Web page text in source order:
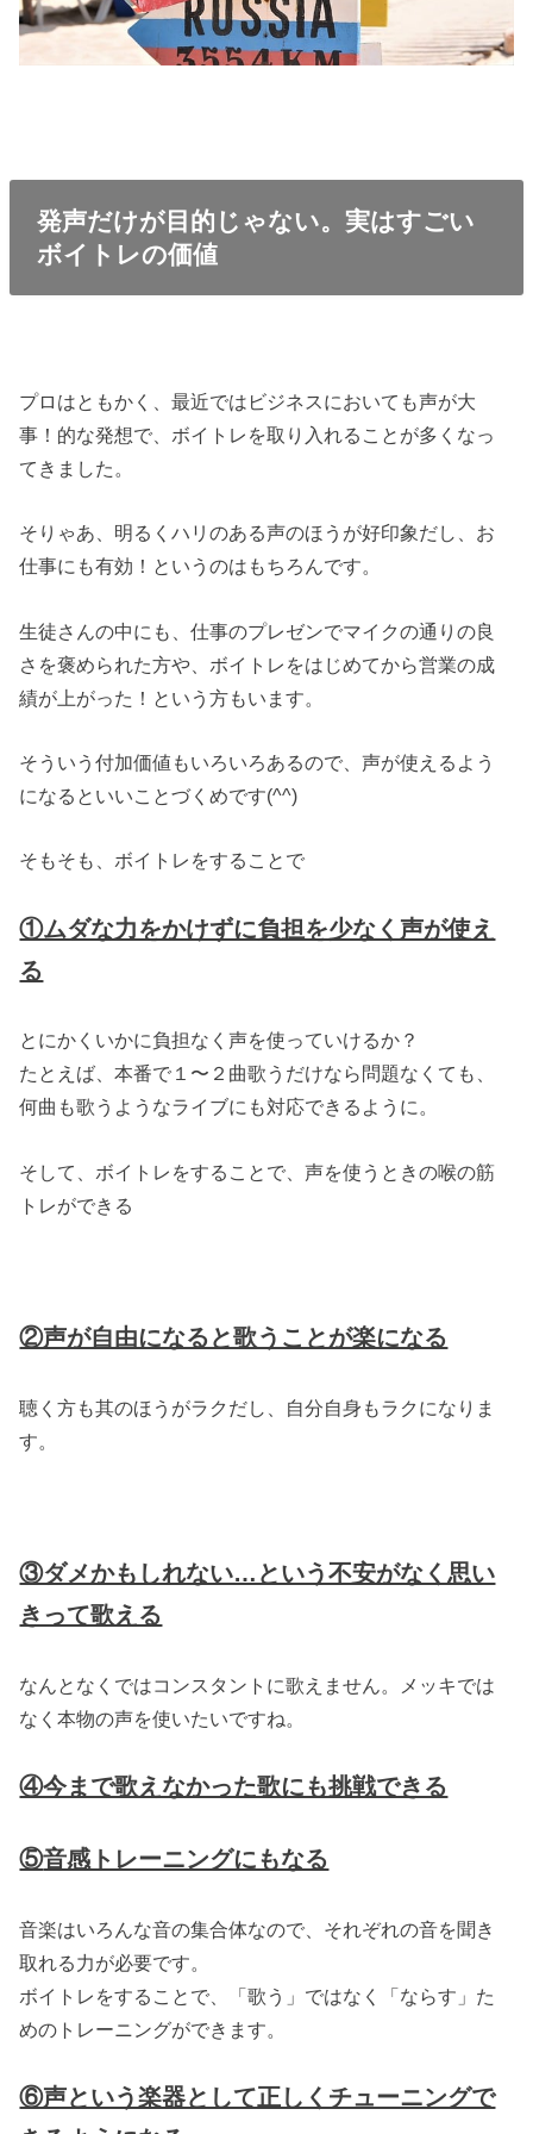
発声だけが目的じゃない。実はすごい
ボイトレの価値
プロはともかく、最近ではビジネスにおいても声が大
事！的な発想で、ボイトレを取り入れることが多くなっ
てきました。
そりゃあ、明るくハリのある声のほうが好印象だし、お
仕事にも有効！というのはもちろんです。
生徒さんの中にも、仕事のプレゼンでマイクの通りの良
さを褒められた方や、ボイトレをはじめてから営業の成
績が上がった！という方もいます。
そういう付加価値もいろいろあるので、声が使えるよう
になるといいことづくめです(^^)
そもそも、ボイトレをすることで
①ムダな力をかけずに負担を少なく声が使え
る
とにかくいかに負担なく声を使っていけるか？
たとえば、本番で１〜２曲歌うだけなら問題なくても、
何曲も歌うようなライブにも対応できるように。
そして、ボイトレをすることで、声を使うときの喉の筋
トレができる
②声が自由になると歌うことが楽になる
聴く方も其のほうがラクだし、自分自身もラクになりま
す。
③ダメかもしれない…という不安がなく思い
きって歌える
なんとなくではコンスタントに歌えません。メッキでは
なく本物の声を使いたいですね。
④今まで歌えなかった歌にも挑戦できる
⑤音感トレーニングにもなる
音楽はいろんな音の集合体なので、それぞれの音を聞き
取れる力が必要です。
ボイトレをすることで、「歌う」ではなく「ならす」た
めのトレーニングができます。
⑥声という楽器として正しくチューニングで